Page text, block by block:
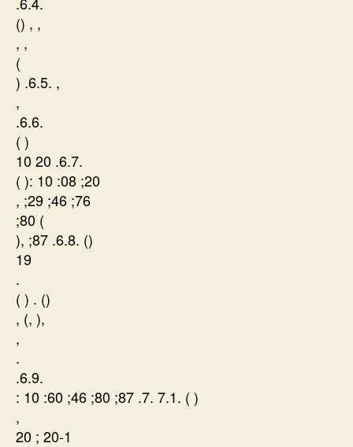
() , ,
, ,
(
) .6.5. ,
,
.6.6.
( )
10 20 .6.7.
( ): 10 :08 ;20
, ;29 ;46 ;76
;80 (
), ;87 .6.8. ()
19
.
( ) . ()
, (, ),
,
.
.6.9.
: 10 :60 ;46 ;80 ;87 .7. 7.1. ( )
,
20 ; 20-1